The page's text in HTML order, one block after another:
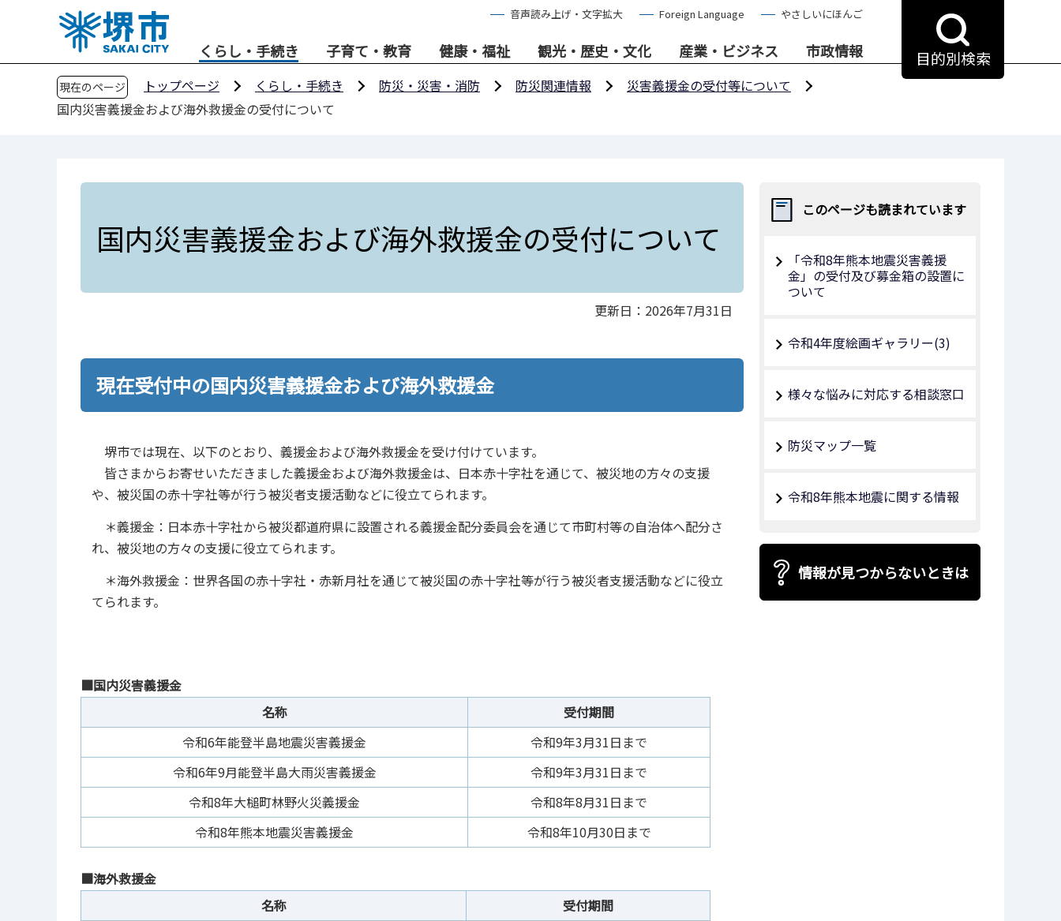
音声読み上げ・文字拡大 Foreign Language やさしいにほんご
くらし・手続き 子育て・教育 健康・福祉 観光・歴史・文化 産業・ビジネス 市政情報 目的別検索
現在のページ トップページ くらし・手続き 防災・災害・消防 防災関連情報
災害義援金の受付等について
国内災害義援金および海外救援金の受付について
国内災害義援金および海外救援金の受付について
更新日：2026年7月31日
現在受付中の国内災害義援金および海外救援金
堺市では現在、以下のとおり、義援金および海外救援金を受け付けています。
皆さまからお寄せいただきました義援金および海外救援金は、日本赤十字社を通じて、被災地の方々の支援
や、被災国の赤十字社等が行う被災者支援活動などに役立てられます。
＊義援金：日本赤十字社から被災都道府県に設置される義援金配分委員会を通じて市町村等の自治体へ配分さ
れ、被災地の方々の支援に役立てられます。
＊海外救援金：世界各国の赤十字社・赤新月社を通じて被災国の赤十字社等が行う被災者支援活動などに役立
てられます。
■国内災害義援金
名称
受付期間
令和6年能登半島地震災害義援金
令和9年3月31日まで
令和6年9月能登半島大雨災害義援金
令和9年3月31日まで
令和8年大槌町林野火災義援金
令和8年8月31日まで
令和8年熊本地震災害義援金
令和8年10月30日まで
■海外救援金
名称
受付期間
このページも読まれています
「令和8年熊本地震災害義援
金」の受付及び募金箱の設置に
ついて
令和4年度絵画ギャラリー(3)
様々な悩みに対応する相談窓口
防災マップ一覧
令和8年熊本地震に関する情報
情報が見つからないときは